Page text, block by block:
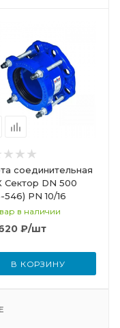
соединительная
DN 500
546) PN 10/16
в наличии
₽/шт
В КОРЗИНУ